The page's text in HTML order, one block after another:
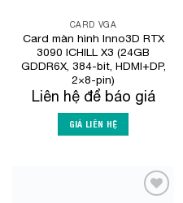
CARD VGA
Card màn hình Inno3D RTX
3090 ICHILL X3 (24GB
GDDR6X, 384-bit, HDMI+DP,
2×8-pin)
Liên hệ để báo giá
GIÁ LIÊN HỆ